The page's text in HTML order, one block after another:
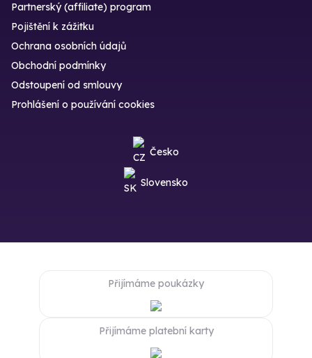
Partnerský (affiliate) program
Pojištění k zážitku
Ochrana osobních údajů
Obchodní podmínky
Odstoupení od smlouvy
Prohlášení o používání cookies
Česko
Slovensko
Přijímáme poukázky
Přijímáme platební karty